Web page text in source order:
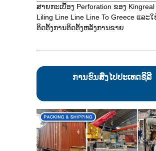
ສາຍກະເບື້ອງ Perforation ຂອງ Kingreal
Liling Line Line Line To Greece ແລະ
ຕິດຕັ້ງການຕິດຕັ້ງຫລັງການຂາຍ
ການຂົນສົ່ງໄປປະເທດຊິລີ